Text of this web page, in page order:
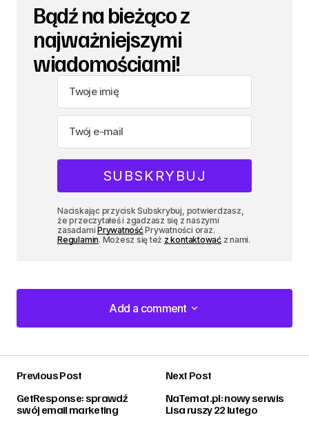
Bądź na bieżąco z
najważniejszymi
wiadomościami!
Naciskając przycisk Subskrybuj, potwierdzasz,
że przeczytałeś i zgadzasz się z naszymi
zasadamiPrywatnośćPrywatności oraz.
Regulamin. Możesz się też z kontaktowaćz nami.
Add a comment
Add a comment
Previous Post
GetResponse: sprawdź
swój email marketing
Next Post
NaTemat.pl: nowy serwis
Lisa ruszy 22 lutego